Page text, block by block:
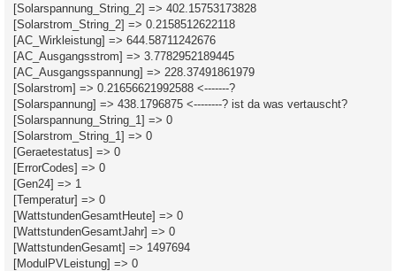
[Solarspannung_String_2] => 402.15753173828
[Solarstrom_String_2] => 0.2158512622118
[AC_Wirkleistung] => 644.58711242676
[AC_Ausgangsstrom] => 3.7782952189445
[AC_Ausgangsspannung] => 228.37491861979
[Solarstrom] => 0.21656621992588 <-------?
[Solarspannung] => 438.1796875 <--------? ist da was vertauscht?
[Solarspannung_String_1] => 0
[Solarstrom_String_1] => 0
[Geraetestatus] => 0
[ErrorCodes] => 0
[Gen24] => 1
[Temperatur] => 0
[WattstundenGesamtHeute] => 0
[WattstundenGesamtJahr] => 0
[WattstundenGesamt] => 1497694
[ModulPVLeistung] => 0